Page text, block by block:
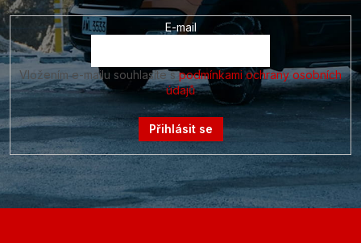
E-mail
Vložením e-mailu souhlasíte spodmínkami ochrany osobních
údajů
Přihlásit se